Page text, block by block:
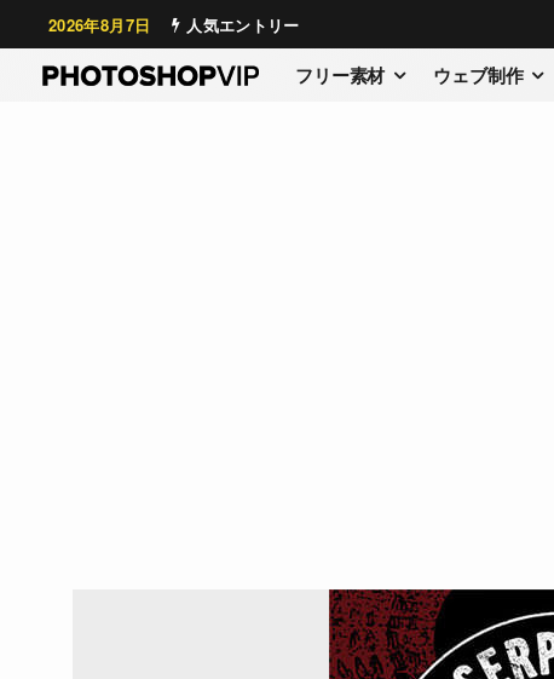
2026年8月7日 人気エントリー
フリー素材 ウェブ制作